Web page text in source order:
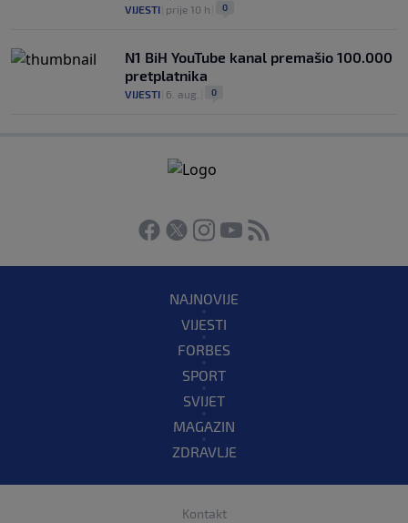
VIJESTI prije 10 h 0
N1 BiH YouTube kanal premašio 100.000
pretplatnika
VIJESTI 6. aug. 0
NAJNOVIJE
VIJESTI
FORBES
SPORT
SVIJET
MAGAZIN
ZDRAVLJE
Kontakt